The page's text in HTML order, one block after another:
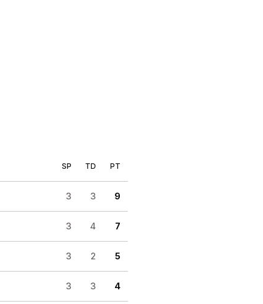
SP TD PT
3 3 9
3 4 7
3 2 5
3 3 4